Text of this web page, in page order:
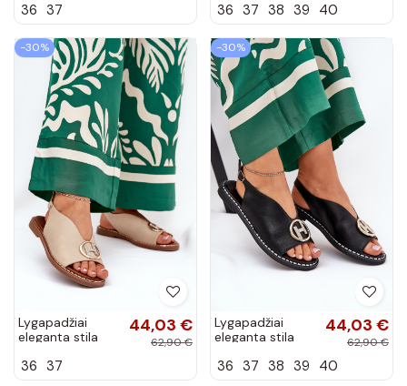
ornamentiem no
krāsā Tillireta
36 37
ornamentiem no
sudraba krāsā
Tillireta
36 37 38 39 40
-30%
Lygapadžiai
eleganta stila
ornamentiem
44,03 €
62,90 €
36 37
-30%
Lygapadžiai
eleganta stila
ornamentiem
44,03 €
62,90 €
36 37 38 39 40